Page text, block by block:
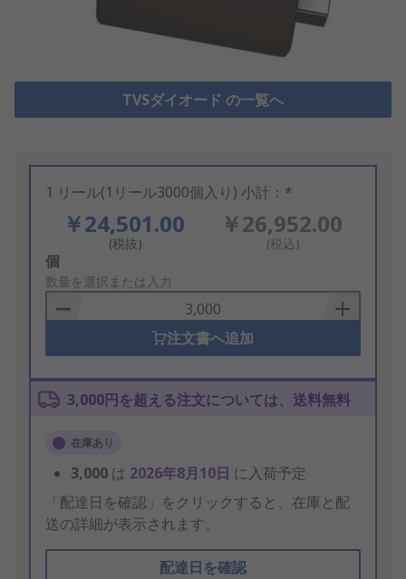
TVSダイオード の一覧へ
1 リール(1リール3000個入り) 小計：*
￥24,501.00
(税抜)
￥26,952.00
(税込)
Add
to
Basket
個
数量を選択または入力
注文書へ追加
3,000円を超える注文については、送料無料
在庫あり
3,000 は 2026年8月10日 に入荷予定
「配達日を確認」をクリックすると、在庫と配
送の詳細が表示されます。
配達日を確認